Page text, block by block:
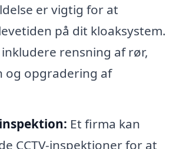
er vigtig for at
på dit kloaksystem.
rensning af rør,
og opgradering af
Et firma kan
CCTV-inspektioner for at